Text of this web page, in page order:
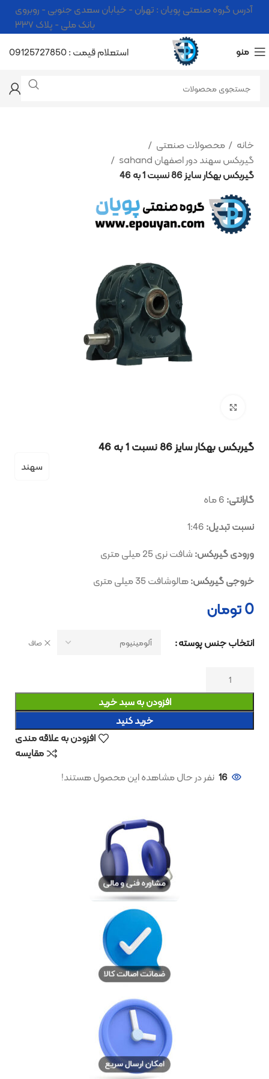
آدرس گروه صنعتی پویان : تهران - خیابان سعدی جنوبی - روبروی
بانک ملی - پلاک ۳۳۷
منو استعلام قیمت : 09125727850
خانه
محصولات صنعتی
گیربکس سهند دور اصفهان sahand
گیربکس بهکار سایز 86 نسبت 1 به 46
گیربکس بهکار سایز 86 نسبت 1 به 46
سهند
گارانتی:
نسبت تبدیل:
ورودی گیربکس:شافت نری 25 میلی متری
خروجی گیربکس:هالوشافت 35 میلی متری
0تومان
انتخاب جنس پوسته صاف
افزودن به سبد خرید
خرید کنید
افزودن به علاقه مندی
مقایسه
16 نفر در حال مشاهده این محصول هستند!